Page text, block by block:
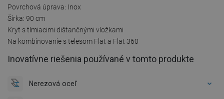
Povrchová úprava: Inox
Šírka: 90 cm
Kryt s tlmiacimi dištančnými vložkami
Na kombinovanie s telesom Flat a Flat 360
Inovatívne riešenia používané v tomto produkte
Nerezová oceľ